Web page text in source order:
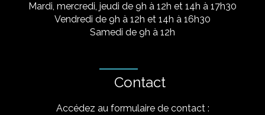
Mardi, mercredi, jeudi de 9h à 12h et 14h à 17h30
Vendredi de 9h à 12h et 14h à 16h30
Samedi de 9h à 12h
Contact
Accédez au formulaire de contact :